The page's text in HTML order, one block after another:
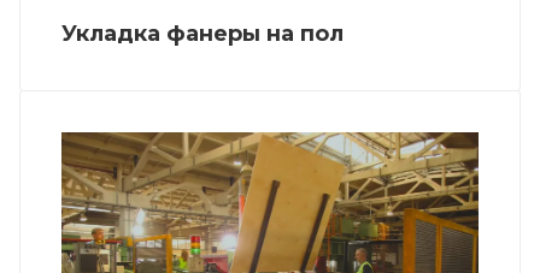
Укладка фанеры на пол